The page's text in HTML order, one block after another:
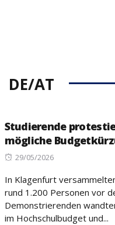
DE/AT
Studierende
mögliche
Posted
29/05/2026
In Klagenfurt
rund 1.200 Personen vor
Demonstrierenden
im Hochschulbudget und...